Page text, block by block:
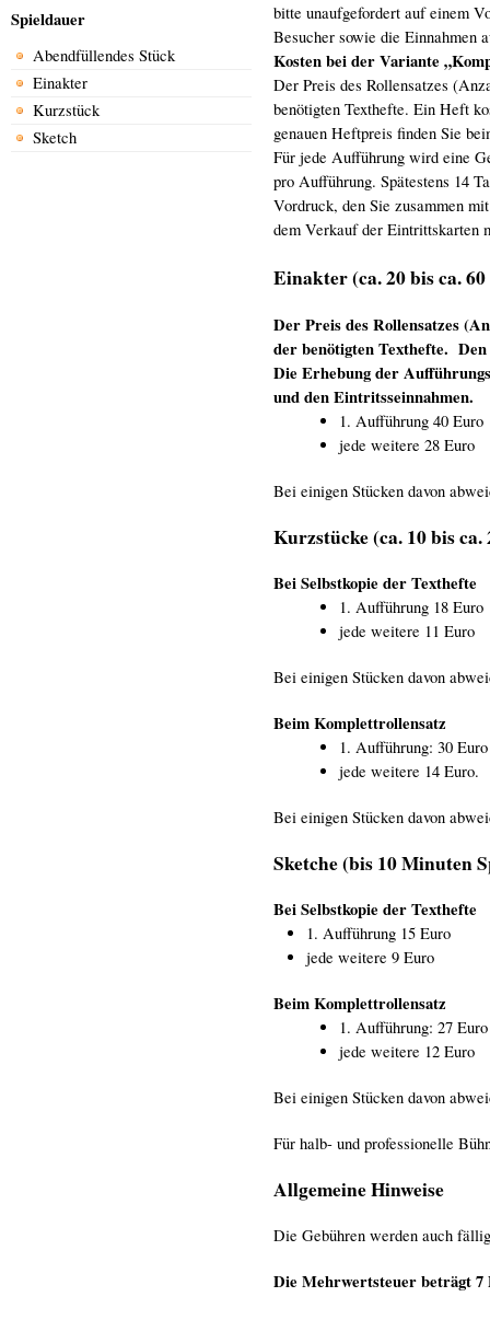
Spieldauer
Abendfüllendes Stück
Einakter
Kurzstück
Sketch
bitte unaufgefordert auf einem
Besucher sowie die Einnahmen
Kosten bei der Variante
Der Preis des Rollensatzes
benötigten Texthefte. Ein Heft
genauen Heftpreis finden Sie
Für jede Aufführung wird eine
pro Aufführung. Spätestens 14
Vordruck, den Sie zusammen
dem Verkauf der Eintrittskarten
Einakter (ca. 20 bis ca.
Der Preis des Rollensatzes
der benötigten Texthefte.
Die Erhebung der
und den Eintritsseinnahmen.
1. Aufführung 40 Euro
jede weitere 28 Euro
Bei einigen Stücken davon
Kurzstücke (ca. 10 bis
Bei Selbstkopie der Texthefte
1. Aufführung 18 Euro
jede weitere 11 Euro
Bei einigen Stücken davon
Beim Komplettrollensatz
1. Aufführung: 30 Euro
jede weitere 14 Euro.
Bei einigen Stücken davon
Sketche (bis 10 Minuten
Bei Selbstkopie der Texthefte
1. Aufführung 15 Euro
jede weitere 9 Euro
Beim Komplettrollensatz
1. Aufführung: 27 Euro
jede weitere 12 Euro
Bei einigen Stücken davon
Für halb- und professionelle
Allgemeine Hinweise
Die Gebühren werden auch
Die Mehrwertsteuer beträgt 7